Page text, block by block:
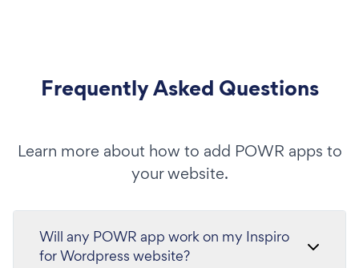
Frequently Asked Questions
Learn more about how to add POWR apps to
your website.
Will any POWR app work on my Inspiro
for Wordpress website?